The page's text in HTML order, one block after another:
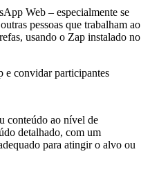
Web – especialmente se
pessoas que trabalham ao
usando o Zap instalado no
e convidar participantes
conteúdo ao nível de
detalhado, com um
para atingir o alvo ou